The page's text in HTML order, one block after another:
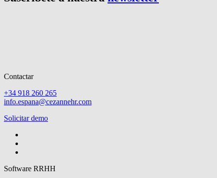
Contactar
+34 918 260 265
info.espana@cezannehr.com
Solicitar demo
Software RRHH